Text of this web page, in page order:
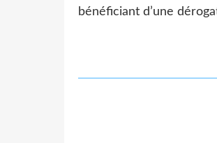
bénéficiant d’une